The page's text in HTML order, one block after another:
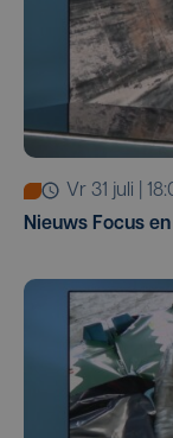
vr 31 juli |
Nieuws Focus